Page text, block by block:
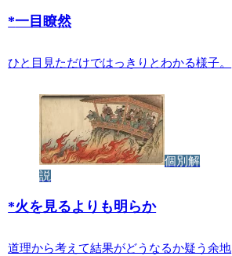
*一目瞭然
ひと目見ただけではっきりとわかる様子。
個別解
説
*火を見るよりも明らか
道理から考えて結果がどうなるか疑う余地